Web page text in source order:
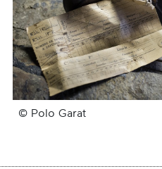
© Polo Garat